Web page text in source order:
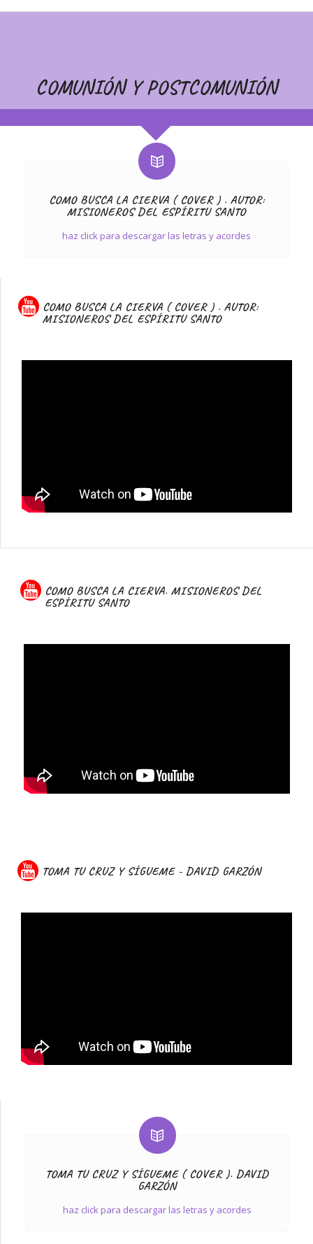
COMUNIÓN Y POSTCOMUNIÓN
COMO BUSCA LA CIERVA ( COVER ) . AUTOR:
MISIONEROS DEL ESPÍRITU SANTO
haz click para descargar las letras y acordes
COMO BUSCA LA CIERVA ( COVER ) . AUTOR:
MISIONEROS DEL ESPÍRITU SANTO
COMO BUSCA LA CIERVA. MISIONEROS DEL
ESPÍRITU SANTO
TOMA TU CRUZ Y SÍGUEME - DAVID GARZÓN
TOMA TU CRUZ Y SÍGUEME ( COVER ). DAVID
GARZÓN
haz click para descargar las letras y acordes